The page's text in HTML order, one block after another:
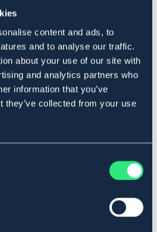
content and ads, to
and to analyse our traffic.
about your use of our site with
and analytics partners who
information that you’ve
they’ve collected from your use
hög elasticitet och låg vikt.
foam för effektiv stötupptagning
Tillverkad i
innerfoder i bambu för ökad